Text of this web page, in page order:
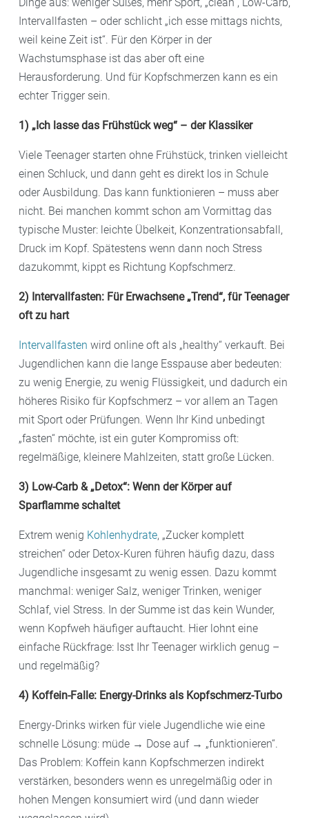
Intervallfasten – oder schlicht „ich esse mittags nichts,
weil keine Zeit ist“. Für den Körper in der
Wachstumsphase ist das aber oft eine
Herausforderung. Und für Kopfschmerzen kann es ein
echter Trigger sein.
1) „Ich lasse das Frühstück weg“ – der Klassiker
Viele Teenager starten ohne Frühstück, trinken vielleicht
einen Schluck, und dann geht es direkt los in Schule
oder Ausbildung. Das kann funktionieren – muss aber
nicht. Bei manchen kommt schon am Vormittag das
typische Muster: leichte Übelkeit, Konzentrationsabfall,
Druck im Kopf. Spätestens wenn dann noch Stress
dazukommt, kippt es Richtung Kopfschmerz.
2) Intervallfasten: Für Erwachsene „Trend“, für Teenager
oft zu hart
Intervallfasten wird online oft als „healthy“ verkauft. Bei
Jugendlichen kann die lange Esspause aber bedeuten:
zu wenig Energie, zu wenig Flüssigkeit, und dadurch ein
höheres Risiko für Kopfschmerz – vor allem an Tagen
mit Sport oder Prüfungen. Wenn Ihr Kind unbedingt
„fasten“ möchte, ist ein guter Kompromiss oft:
regelmäßige, kleinere Mahlzeiten, statt große Lücken.
3) Low-Carb & „Detox“: Wenn der Körper auf
Sparflamme schaltet
Extrem wenig Kohlenhydrate, „Zucker komplett
streichen“ oder Detox-Kuren führen häufig dazu, dass
Jugendliche insgesamt zu wenig essen. Dazu kommt
manchmal: weniger Salz, weniger Trinken, weniger
Schlaf, viel Stress. In der Summe ist das kein Wunder,
wenn Kopfweh häufiger auftaucht. Hier lohnt eine
einfache Rückfrage: Isst Ihr Teenager wirklich genug –
und regelmäßig?
4) Koffein-Falle: Energy-Drinks als Kopfschmerz-Turbo
Energy-Drinks wirken für viele Jugendliche wie eine
schnelle Lösung: müde → Dose auf → „funktionieren“.
Das Problem: Koffein kann Kopfschmerzen indirekt
verstärken, besonders wenn es unregelmäßig oder in
hohen Mengen konsumiert wird (und dann wieder